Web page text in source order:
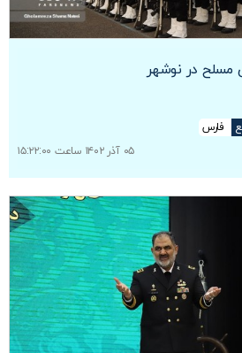
مسلح در نوشهر
فارس
۰۵ آذر ۱۴۰۲ ساعت ۱۵:۲۲:۰۰